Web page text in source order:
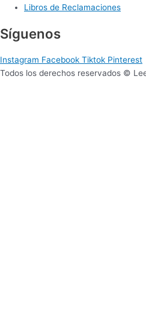
Libros de Reclamaciones
Síguenos
Instagram Facebook Tiktok Pinterest
Todos los derechos reservados ©